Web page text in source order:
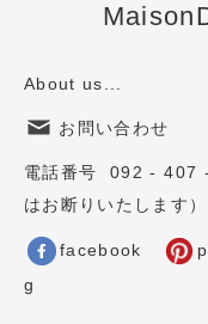
About us...
お問い合わせ
電話番号 092 - 407
はお断りいたします）
facebook
g